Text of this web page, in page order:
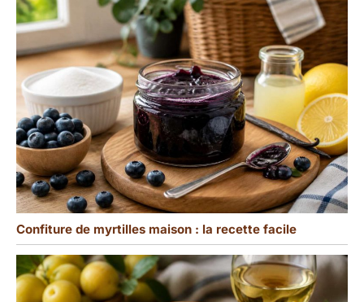
Confiture de myrtilles maison : la recette facile